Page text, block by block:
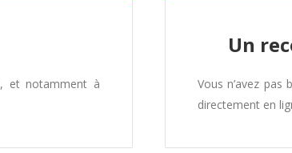
, et notamment à
Un
Vous n’avez pas
directement en